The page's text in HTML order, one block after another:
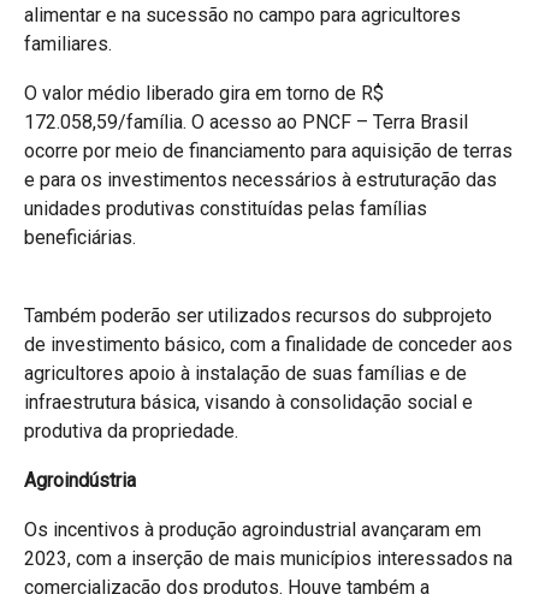
alimentar e na sucessão no campo para agricultores
familiares.
O valor médio liberado gira em torno de R$
172.058,59/família. O acesso ao PNCF – Terra Brasil
ocorre por meio de financiamento para aquisição de terras
e para os investimentos necessários à estruturação das
unidades produtivas constituídas pelas famílias
beneficiárias.
Também poderão ser utilizados recursos do subprojeto
de investimento básico, com a finalidade de conceder aos
agricultores apoio à instalação de suas famílias e de
infraestrutura básica, visando à consolidação social e
produtiva da propriedade.
Agroindústria
Os incentivos à produção agroindustrial avançaram em
2023, com a inserção de mais municípios interessados na
comercialização dos produtos. Houve também a